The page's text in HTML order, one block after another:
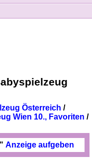
Österreich /
Wien 10., Favoriten /
Anzeige aufgeben